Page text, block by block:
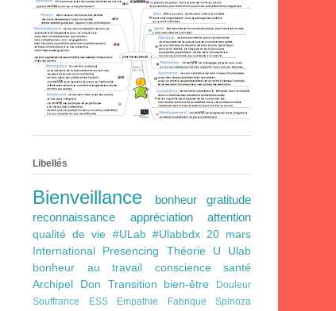
Libellés
Bienveillance bonheur
gratitude
reconnaissance
appréciation attention
qualité de vie #ULab #Ulabbdx
20 mars
International
Presencing Théorie U
Ulab
bonheur au travail
conscience
santé
Archipel
Don Transition bien-être
Douleur
Souffrance
ESS Empathie
Fabrique Spinoza